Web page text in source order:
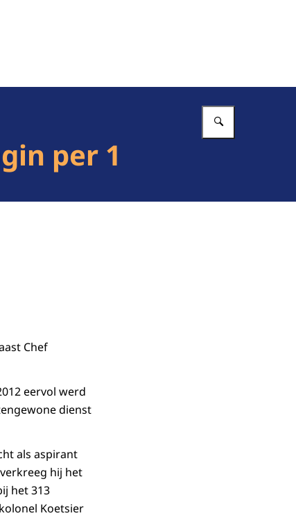
per 1
Chef
eervol werd
dienst
als aspirant
hij het
het 313
Koetsier